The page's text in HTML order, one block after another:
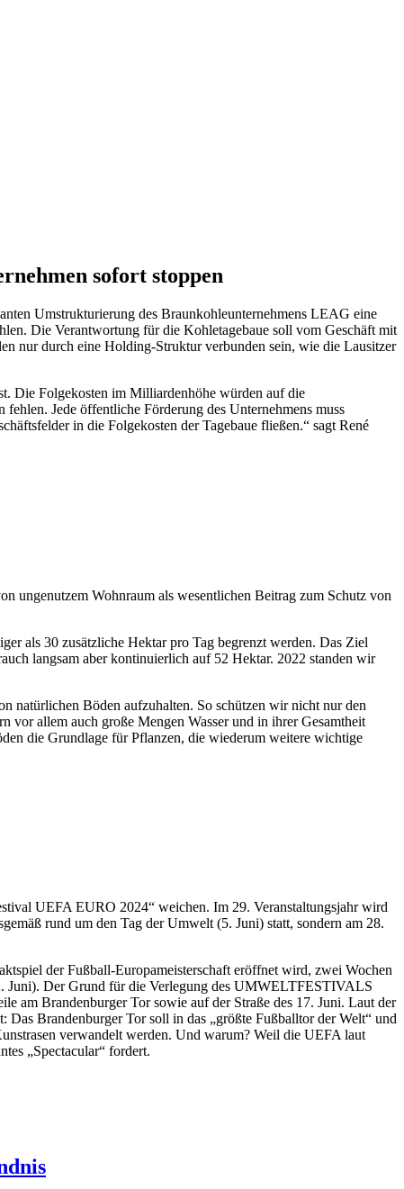
sofort stoppen
Umstrukturierung des Braunkohleunternehmens LEAG eine
Die Verantwortung für die Kohletagebaue soll vom Geschäft mit
nur durch eine Holding-Struktur verbunden sein, wie die Lausitzer
Die Folgekosten im Milliardenhöhe würden auf die
Jede öffentliche Förderung des Unternehmens muss
in die Folgekosten der Tagebaue fließen.“ sagt René
Wohnraum als wesentlichen Beitrag zum Schutz von
als 30 zusätzliche Hektar pro Tag begrenzt werden. Das Ziel
langsam aber kontinuierlich auf 52 Hektar. 2022 standen wir
natürlichen Böden aufzuhalten. So schützen wir nicht nur den
vor allem auch große Mengen Wasser und in ihrer Gesamtheit
die Grundlage für Pflanzen, die wiederum weitere wichtige
UEFA EURO 2024“ weichen. Im 29. Veranstaltungsjahr wird
rund um den Tag der Umwelt (5. Juni) statt, sondern am 28.
der Fußball-Europameisterschaft eröffnet wird, zwei Wochen
Juni). Der Grund für die Verlegung des UMWELTFESTIVALS
am Brandenburger Tor sowie auf der Straße des 17. Juni. Laut der
Brandenburger Tor soll in das „größte Fußballtor der Welt“ und
verwandelt werden. Und warum? Weil die UEFA laut
„Spectacular“ fordert.